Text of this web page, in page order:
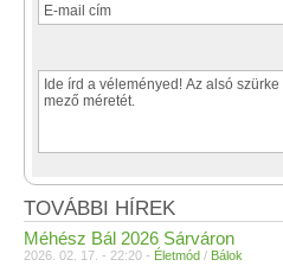
TOVÁBBI HÍREK
Méhész Bál 2026 Sárváron
2026. 02. 17. - 22:20 - Életmód / Bálok